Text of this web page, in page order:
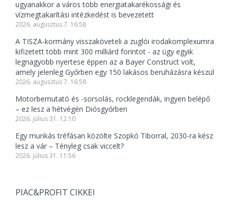
ugyanakkor a város több energiatakarékossági és
vízmegtakarítási intézkedést is bevezetett
2026. augusztus 7. 16:58
A TISZA-kormány visszaköveteli a zuglói irodakomplexumra
kifizetett több mint 300 milliárd forintot - az ügy egyik
legnagyobb nyertese éppen az a Bayer Construct volt,
amely jelenleg Győrben egy 150 lakásos beruházásra készül
2026. augusztus 7. 16:58
Motorbemutató és -sorsolás, rocklegendák, ingyen belépő
– ez lesz a hétvégén Diósgyőrben
2026. július 31. 12:10
Egy munkás tréfásan közölte Szopkó Tiborral, 2030-ra kész
lesz a vár – Tényleg csak viccelt?
2026. július 31. 11:56
PIAC&PROFIT CIKKEI